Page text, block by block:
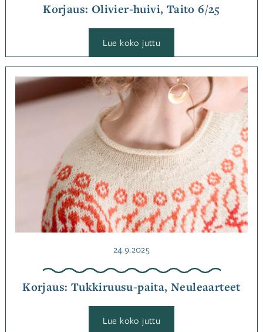
Korjaus: Olivier-huivi, Taito 6/25
Lue koko juttu
Olivier-
huivi,
Taito
6/25
Korjaus: Tukkiruusu-paita, Neuleaarteet
Julkaistu
24.9.2025
Lue koko juttu
Kategoriassa
Korjaukset